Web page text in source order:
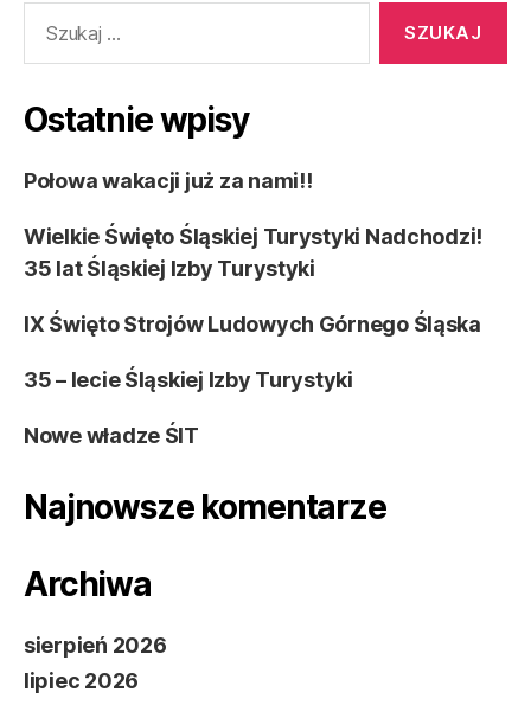
Ostatnie wpisy
Połowa wakacji już za nami!!
Wielkie Święto Śląskiej Turystyki Nadchodzi!
35 lat Śląskiej Izby Turystyki
IX Święto Strojów Ludowych Górnego Śląska
35 – lecie Śląskiej Izby Turystyki
Nowe władze ŚIT
Najnowsze komentarze
Archiwa
sierpień 2026
lipiec 2026